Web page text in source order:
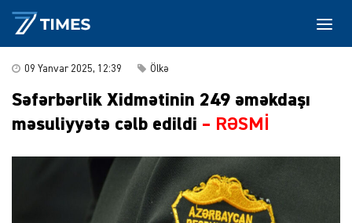
09 Yanvar 2025, 12:39 Ölkə
Səfərbərlik Xidmətinin 249 əməkdaşı
məsuliyyətə cəlb edildi – RƏSMİ